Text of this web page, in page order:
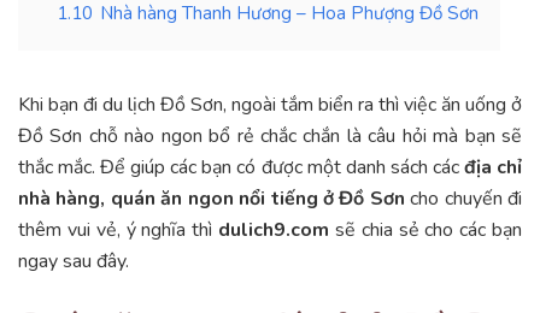
1.10 Nhà hàng Thanh Hương – Hoa Phượng Đồ Sơn
Khi bạn đi du lịch Đồ Sơn, ngoài tắm biển ra thì việc ăn uống ở
Đồ Sơn chỗ nào ngon bổ rẻ chắc chắn là câu hỏi mà bạn sẽ
thắc mắc. Để giúp các bạn có được một danh sách cácđịa chỉ
nhà hàng, quán ăn ngon nổi tiếng ở Đồ Sơn cho chuyến đi
thêm vui vẻ, ý nghĩa thì dulich9.com sẽ chia sẻ cho các bạn
ngay sau đây.